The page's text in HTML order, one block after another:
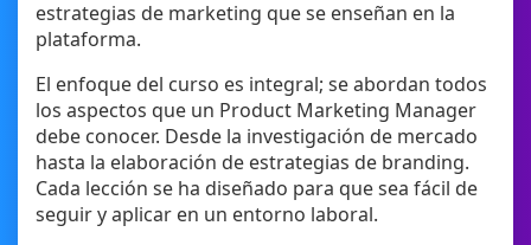
estrategias de marketing que se enseñan en la
plataforma.
El enfoque del curso es integral; se abordan todos
los aspectos que un Product Marketing Manager
debe conocer. Desde la investigación de mercado
hasta la elaboración de estrategias de branding.
Cada lección se ha diseñado para que sea fácil de
seguir y aplicar en un entorno laboral.